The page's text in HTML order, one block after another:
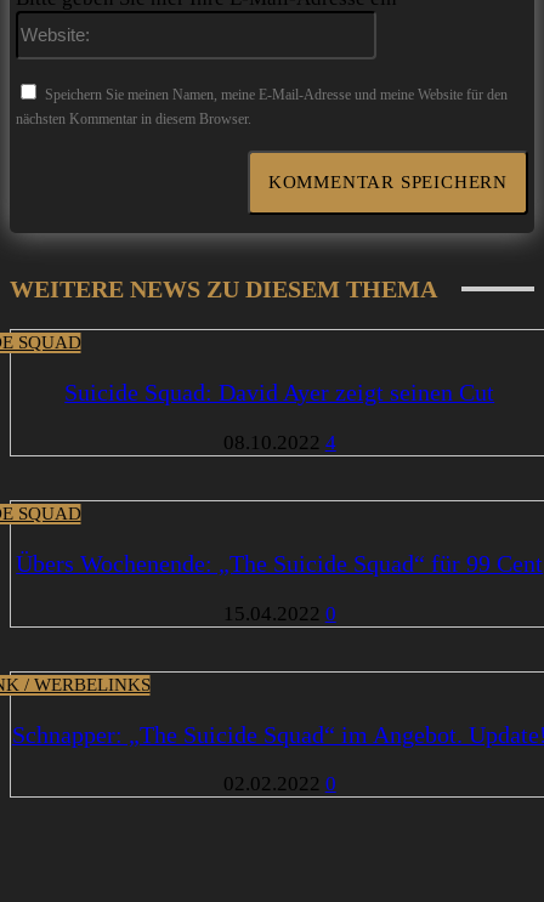
Speichern Sie meinen Namen, meine E-Mail-Adresse und meine Website für den
nächsten Kommentar in diesem Browser.
WEITERE NEWS ZU DIESEM THEMA
SQUAD
Suicide Squad: David Ayer zeigt seinen Cut
08.10.2022 4
SQUAD
Übers Wochenende: „The Suicide Squad“ für 99 Cent
15.04.2022 0
/ WERBELINKS
Schnapper: „The Suicide Squad“ im Angebot.
02.02.2022 0